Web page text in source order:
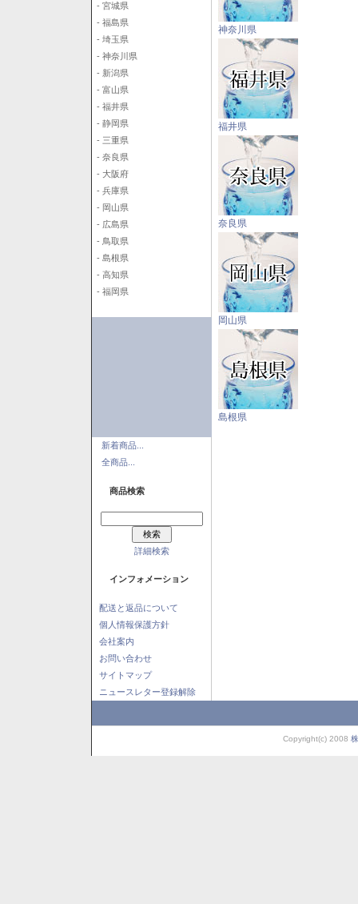
- 宮城県
- 福島県
- 埼玉県
- 神奈川県
- 新潟県
- 富山県
- 福井県
- 静岡県
- 三重県
- 奈良県
- 大阪府
- 兵庫県
- 岡山県
- 広島県
- 鳥取県
- 島根県
- 高知県
- 福岡県
新着商品...
全商品...
商品検索
詳細検索
インフォメーション
配送と返品について
個人情報保護方針
会社案内
お問い合わせ
サイトマップ
ニュースレター登録解除
神奈川県
福井県
奈良県
岡山県
島根県
Copyright(c) 2008